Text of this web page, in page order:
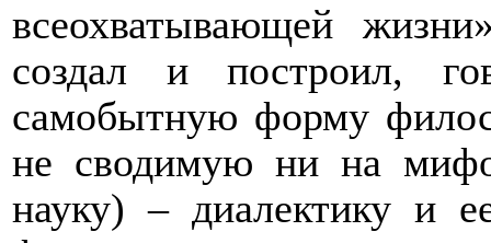
всеохватывающей
создал и построил,
самобытную форму
не сводимую ни на
науку) – диалектику и